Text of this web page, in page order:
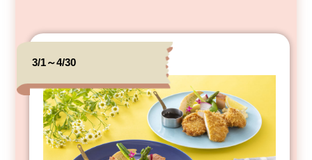
3/1～4/30